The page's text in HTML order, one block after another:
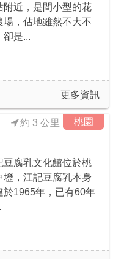
附近，是間小型的花
場，佔地雖然不大不
卻是...
更多資訊
桃園
約 3 公里
豆腐乳文化館位於桃
壢，江記豆腐乳本身
於1965年，已有60年